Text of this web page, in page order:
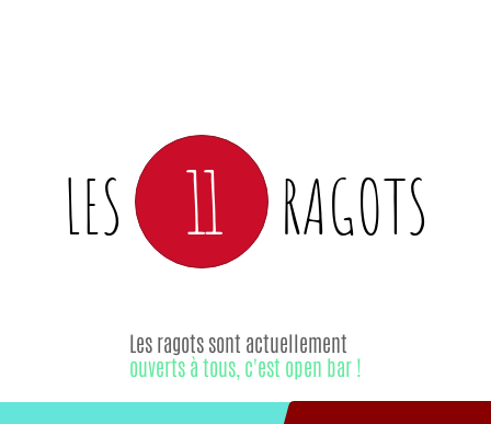
LES 11 RAGOTS
Les ragots sont actuellement
ouverts à tous, c'est open bar !